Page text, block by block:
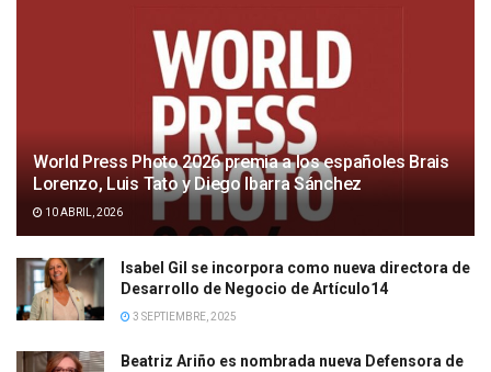
World Press Photo 2026 premia a los españoles Brais
Lorenzo, Luis Tato y Diego Ibarra Sánchez
10 ABRIL, 2026
Isabel Gil se incorpora como nueva directora de
Desarrollo de Negocio de Artículo14
3 SEPTIEMBRE, 2025
Beatriz Ariño es nombrada nueva Defensora de